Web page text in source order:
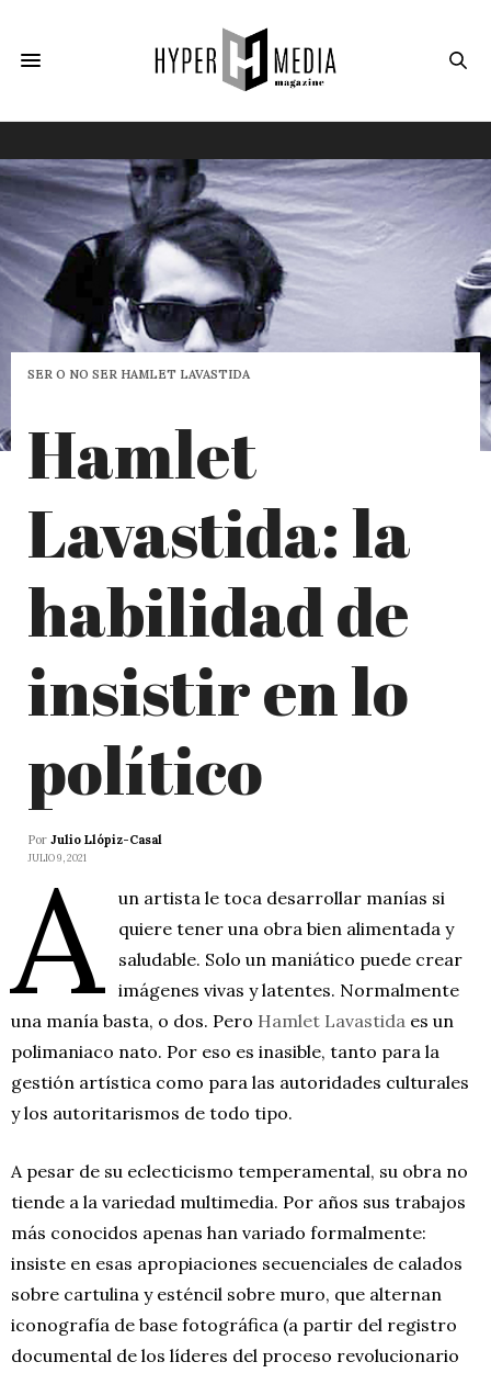
SER O NO SER HAMLET LAVASTIDA
Hamlet
Lavastida: la
habilidad de
insistir en lo
político
Por Julio Llópiz-Casal
JULIO 9, 2021
A
un artista le toca desarrollar manías si
quiere tener una obra bien alimentada y
saludable. Solo un maniático puede crear
imágenes vivas y latentes. Normalmente
una manía basta, o dos. Pero Hamlet Lavastida es un
polimaniaco nato. Por eso es inasible, tanto para la
gestión artística como para las autoridades culturales
y los autoritarismos de todo tipo.
A pesar de su eclecticismo temperamental, su obra no
tiende a la variedad multimedia. Por años sus trabajos
más conocidos apenas han variado formalmente:
insiste en esas apropiaciones secuenciales de calados
sobre cartulina y esténcil sobre muro, que alternan
iconografía de base fotográfica (a partir del registro
documental de los líderes del proceso revolucionario